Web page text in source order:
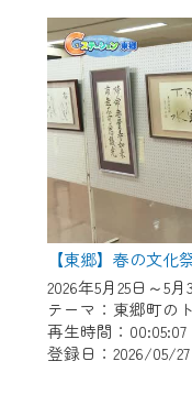
【東郷】春の文化
2026年5月25日～5
テーマ：東郷町の
再生時間：00:05:07
登録日：2026/05/27